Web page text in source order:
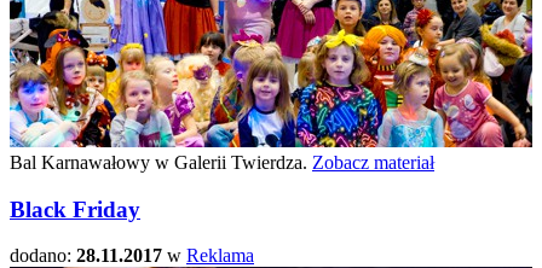
Bal Karnawałowy w Galerii Twierdza. Zobacz materiał
Black Friday
dodano: 28.11.2017 w Reklama